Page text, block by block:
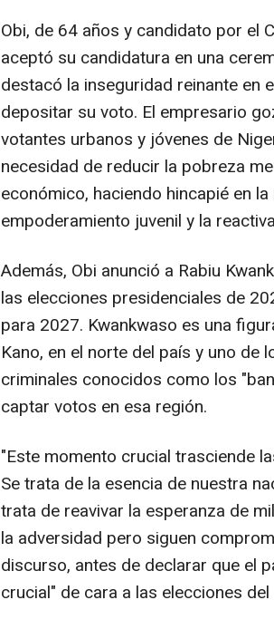
Obi, de 64 años y candidato por el
aceptó su candidatura en una
destacó la inseguridad reinante en
depositar su voto. El empresario
votantes urbanos y jóvenes de
necesidad de reducir la pobreza
económico, haciendo hincapié en
empoderamiento juvenil y la
Además, Obi anunció a Rabiu
las elecciones presidenciales de
para 2027. Kwankwaso es una
Kano, en el norte del país y uno
criminales conocidos como los
captar votos en esa región.
"Este momento crucial trasciende
Se trata de la esencia de nuestra
trata de reavivar la esperanza de
la adversidad pero siguen
discurso, antes de declarar que el
crucial" de cara a las elecciones